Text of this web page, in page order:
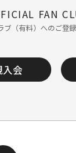
FAN
（有料）へのご登
入会